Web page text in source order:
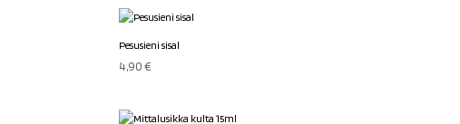
Pesusieni sisal
4,90€